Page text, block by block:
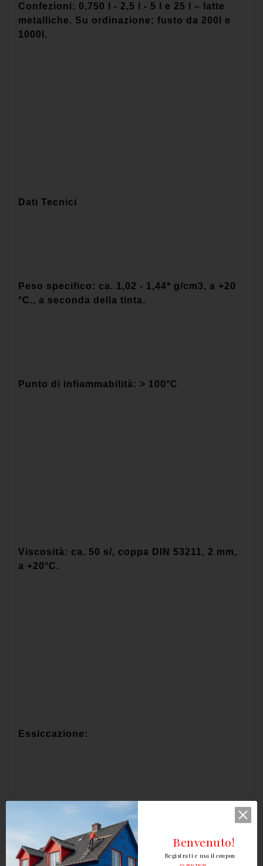
Confezioni: 0,750 l - 2,5 l - 5 l e 25 l – latte
metalliche. Su ordinazione: fusto da 200l e
1000l.
Dati Tecnici
Peso specifico: ca. 1,02 - 1,44* g/cm3, a +20
°C., a seconda della tinta.
Punto di infiammabilità: > 100°C
Viscosità: ca. 50 s/, coppa DIN 53211, 2 mm,
a +20°C.
Essiccazione:
a seconda del tipo di legno, della quantità di
applicazione e delle condizioni climatiche:
dopo ca. 2 - 4 ore.
Registrati e usa il coupon
Benvenuto!